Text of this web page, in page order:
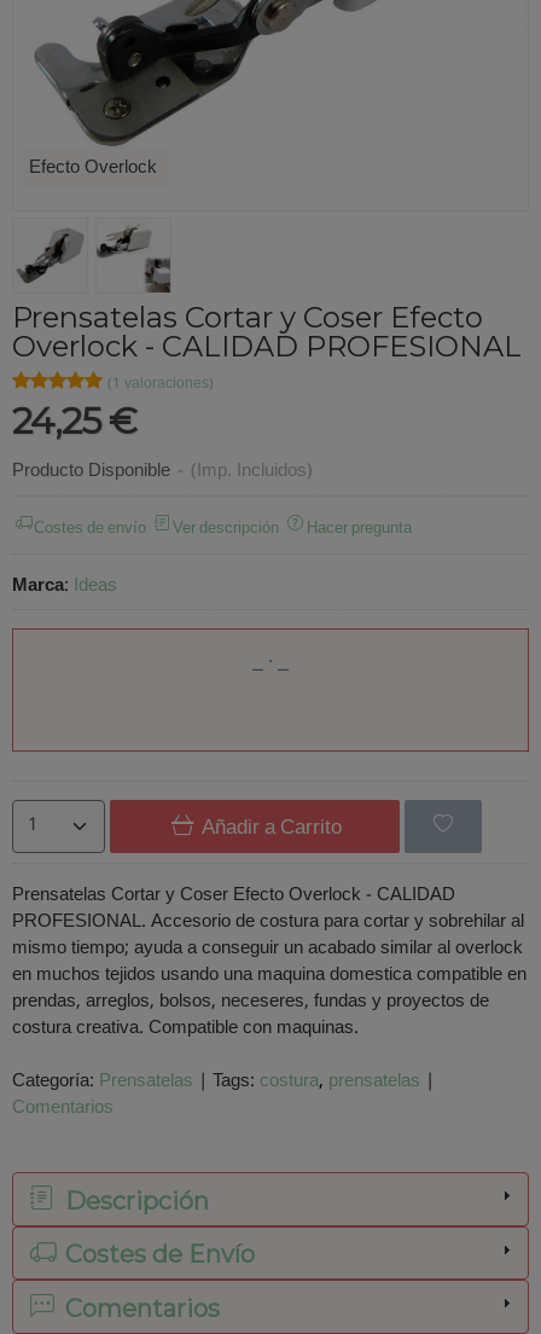
Efecto Overlock
Prensatelas Cortar y Coser Efecto
Overlock - CALIDAD PROFESIONAL
★★★★★
★★★★★ (1 valoraciones)
24,25 €
Producto Disponible - (Imp. Incluidos)
Costes de envío Ver descripción Hacer pregunta
Marca: Ideas
Añadir a Carrito
Prensatelas Cortar y Coser Efecto Overlock - CALIDAD
PROFESIONAL. Accesorio de costura para cortar y sobrehilar al
mismo tiempo; ayuda a conseguir un acabado similar al overlock
en muchos tejidos usando una maquina domestica compatible en
prendas, arreglos, bolsos, neceseres, fundas y proyectos de
costura creativa. Compatible con maquinas.
Categoría: Prensatelas | Tags: costura prensatelas |
Comentarios
Descripción
Costes de Envío
Comentarios